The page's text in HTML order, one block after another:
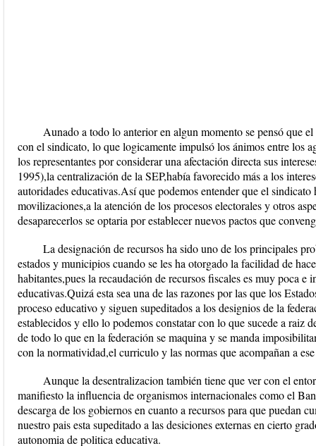
Aunado a todo lo anterior en algun momento se pensó que
con el sindicato, lo que logicamente impulsó los ánimos entre los
los representantes por considerar una afectación directa sus
1995),la centralización de la SEP,había favorecido más a los
autoridades educativas.Así que podemos entender que el sindicato
movilizaciones,a la atención de los procesos electorales y otros
desaparecerlos se optaria por establecer nuevos pactos que
La designación de recursos ha sido uno de los principales
estados y municipios cuando se les ha otorgado la facilidad de
habitantes,pues la recaudación de recursos fiscales es muy poca e
educativas.Quizá esta sea una de las razones por las que los
proceso educativo y siguen supeditados a los designios de la
establecidos y ello lo podemos constatar con lo que sucede a raiz
de todo lo que en la federación se maquina y se manda
con la normatividad,el curriculo y las normas que acompañan a
Aunque la desentralizacion también tiene que ver con el
manifiesto la influencia de organismos internacionales como el
descarga de los gobiernos en cuanto a recursos para que puedan
nuestro pais esta supeditado a las desiciones externas en cierto
autonomia de politica educativa.